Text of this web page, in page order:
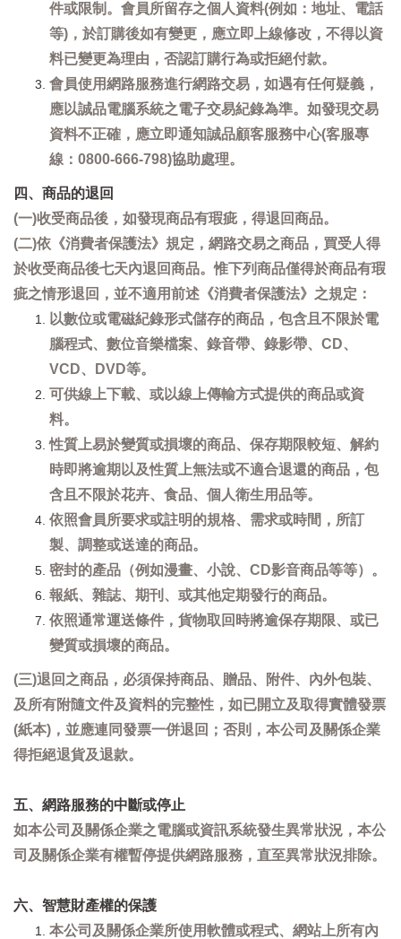
件或限制。會員所留存之個人資料(例如：地址、電話
等)，於訂購後如有變更，應立即上線修改，不得以資
料已變更為理由，否認訂購行為或拒絕付款。
會員使用網路服務進行網路交易，如遇有任何疑義，
應以誠品電腦系統之電子交易紀錄為準。如發現交易
資料不正確，應立即通知誠品顧客服務中心(客服專
線：0800-666-798)協助處理。
四、商品的退回
(一)收受商品後，如發現商品有瑕疵，得退回商品。
(二)依《消費者保護法》規定，網路交易之商品，買受人得
於收受商品後七天內退回商品。惟下列商品僅得於商品有瑕
疵之情形退回，並不適用前述《消費者保護法》之規定：
以數位或電磁紀錄形式儲存的商品，包含且不限於電
腦程式、數位音樂檔案、錄音帶、錄影帶、CD、
VCD、DVD等。
可供線上下載、或以線上傳輸方式提供的商品或資
料。
性質上易於變質或損壞的商品、保存期限較短、解約
時即將逾期以及性質上無法或不適合退還的商品，包
含且不限於花卉、食品、個人衛生用品等。
依照會員所要求或註明的規格、需求或時間，所訂
製、調整或送達的商品。
密封的產品（例如漫畫、小說、CD影音商品等等）。
報紙、雜誌、期刊、或其他定期發行的商品。
依照通常運送條件，貨物取回時將逾保存期限、或已
變質或損壞的商品。
(三)退回之商品，必須保持商品、贈品、附件、內外包裝、
及所有附隨文件及資料的完整性，如已開立及取得實體發票
(紙本)，並應連同發票一併退回；否則，本公司及關係企業
得拒絕退貨及退款。
五、網路服務的中斷或停止
如本公司及關係企業之電腦或資訊系統發生異常狀況，本公
司及關係企業有權暫停提供網路服務，直至異常狀況排除。
六、智慧財產權的保護
本公司及關係企業所使用軟體或程式、網站上所有內